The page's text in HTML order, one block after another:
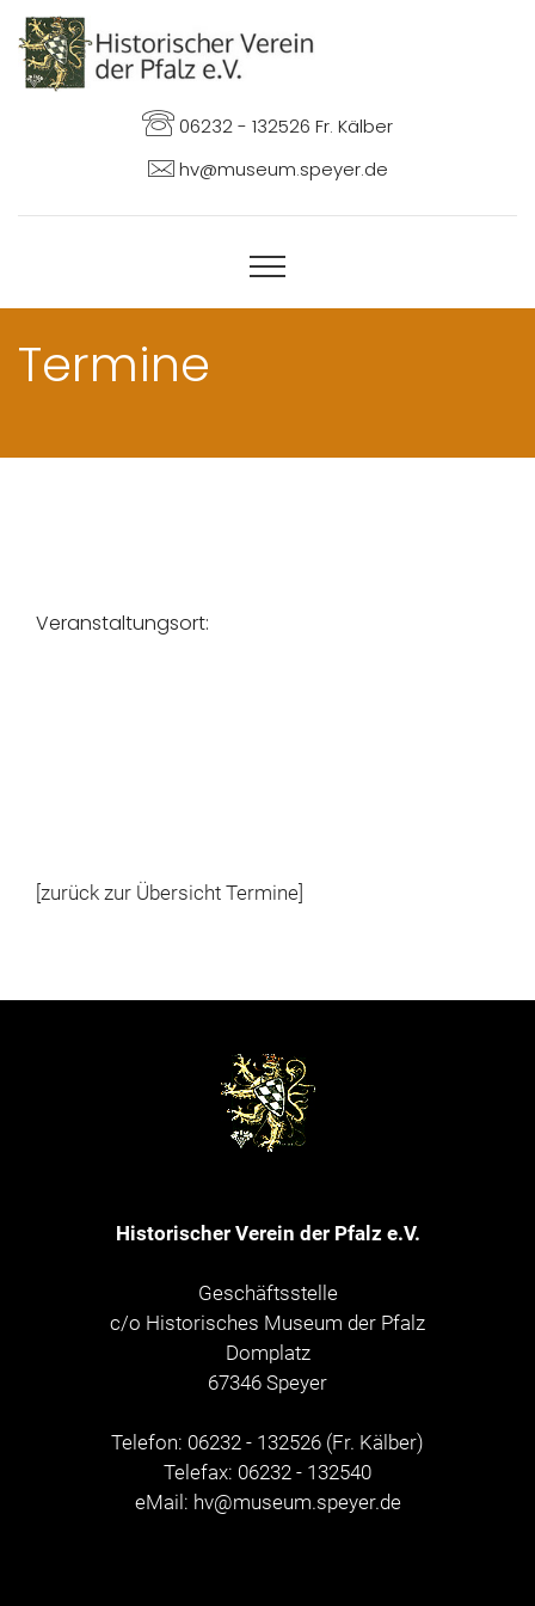
06232 - 132526 Fr. Kälber
hv@museum.speyer.de
Termine
Veranstaltungsort:
[zurück zur Übersicht Termine]
Historischer Verein der Pfalz e.V.
Geschäftsstelle
c/o Historisches Museum der Pfalz
Domplatz
67346 Speyer
Telefon: 06232 - 132526 (Fr. Kälber)
Telefax: 06232 - 132540
eMail: hv@museum.speyer.de